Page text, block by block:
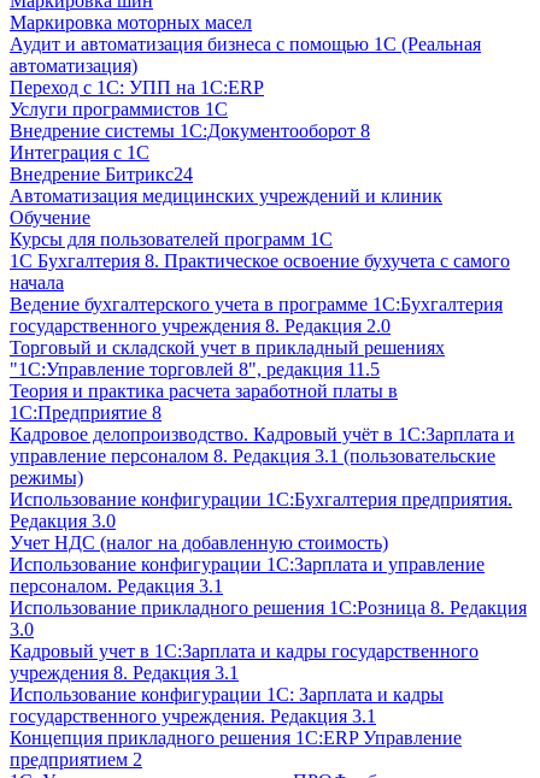
Маркировка моторных масел
Аудит и автоматизация бизнеса с помощью 1С (Реальная
автоматизация)
Переход с 1С: УПП на 1С:ERP
Услуги программистов 1С
Внедрение системы 1С:Документооборот 8
Интеграция с 1С
Внедрение Битрикс24
Автоматизация медицинских учреждений и клиник
Обучение
Курсы для пользователей программ 1С
1С Бухгалтерия 8. Практическое освоение бухучета с самого
начала
Ведение бухгалтерского учета в программе 1С:Бухгалтерия
государственного учреждения 8. Редакция 2.0
Торговый и складской учет в прикладный решениях
"1С:Управление торговлей 8", редакция 11.5
Теория и практика расчета заработной платы в
1С:Предприятие 8
Кадровое делопроизводство. Кадровый учёт в 1С:Зарплата и
управление персоналом 8. Редакция 3.1 (пользовательские
режимы)
Использование конфигурации 1С:Бухгалтерия предприятия.
Редакция 3.0
Учет НДС (налог на добавленную стоимость)
Использование конфигурации 1С:Зарплата и управление
персоналом. Редакция 3.1
Использование прикладного решения 1С:Розница 8. Редакция
3.0
Кадровый учет в 1С:Зарплата и кадры государственного
учреждения 8. Редакция 3.1
Использование конфигурации ‎1С: Зарплата и кадры
государственного учреждения. Редакция 3.1
Концепция прикладного решения 1С:ERP Управление
предприятием 2